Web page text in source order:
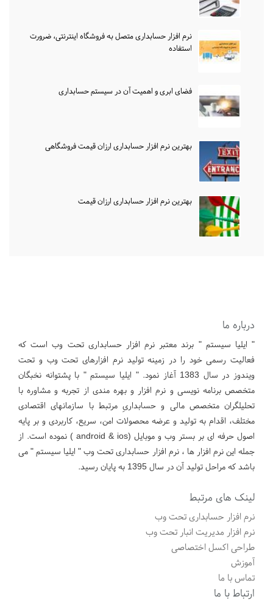
نرم افزار حسابداری متصل به فروشگاه اینترنتی، ضرورت
استفاده
فضای ابری و اهمیت آن در سیستم حسابداری
بهترین نرم افزار حسابداری ارزان قیمت فروشگاهی
بهترین نرم افزار حسابداری ارزان قیمت
درباره ما
" ایلیا سیستم " برند معتبر نرم افزار حسابداری تحت وب است که
فعالیت رسمی خود را در زمینه تولید نرم افزارهای تحت وب و تحت
ویندوز در سال 1383 آغاز نمود. " ایلیا سیستم " با پشتوانه نخبگان
متخصص برنامه نویسی و نرم افزار و بهره مندی از تجربه و مشاوره با
تحلیلگران متخصص مالی و حسابداریِ مرتبط با سازمانهای اقتصادی
مختلف، اقدام به تولید و عرضه محصولات امن، سریع، کاربردی و بر پایه
اصول حرفه ای بر بستر وب و موبایل (android & ios ) نموده است. از
جمله این نرم افزار ها ، نرم افزار حسابداری تحت وب " ایلیا سیستم " می
باشد که مراحل تولید آن در سال 1395 به پایان رسید.
لینک های مرتبط
نرم افزار حسابداری تحت وب
نرم افزار مدیریت انبار تحت وب
طراحی اکسل اختصاصی
آموزش
تماس با ما
ارتباط با ما